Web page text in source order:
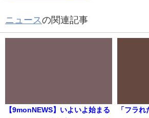
ニュースの関連記事
【9monNEWS】いよいよ始まる
「フラ